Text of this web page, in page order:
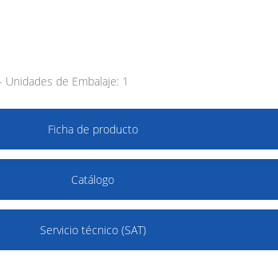
de Embalaje: 1
Ficha de producto
Catálogo
Servicio técnico (SAT)